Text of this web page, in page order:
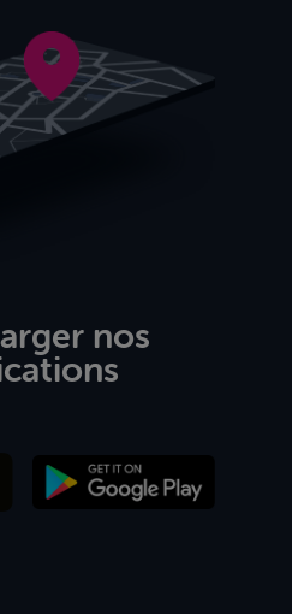
nos